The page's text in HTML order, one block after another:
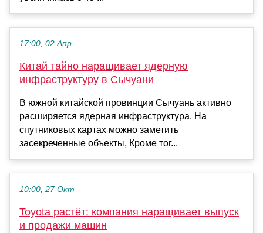
17:00, 02 Апр
Китай тайно наращивает ядерную
инфраструктуру в Сычуани
В южной китайской провинции Сычуань активно
расширяется ядерная инфраструктура. На
спутниковых картах можно заметить
засекреченные объекты, Кроме тог...
10:00, 27 Окт
Toyota растёт: компания наращивает выпуск
и продажи машин